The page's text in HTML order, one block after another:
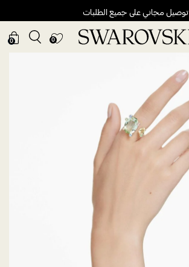
توصيل مجاني على جميع الطلبات
0
0